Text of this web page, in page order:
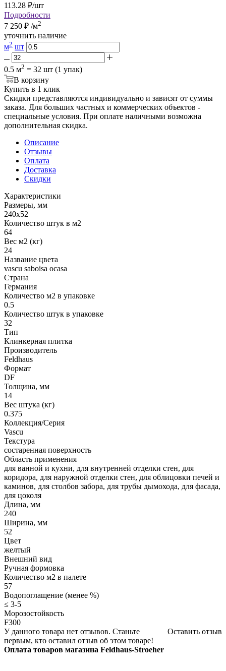
113.28 ₽/шт
Подробности
7 250 ₽ /м2
уточнить наличие
м2 шт
0.5 м2 = 32 шт (1 упак)
В корзину
Купить в 1 клик
Скидки представляются индивидуально и зависят от суммы
заказа. Для больших частных и коммерческих объектов -
специальные условия. При оплате наличными возможна
дополнительная скидка.
Описание
Отзывы
Оплата
Доставка
Скидки
Характеристики
Размеры, мм
240x52
Количество штук в м2
64
Вес м2 (кг)
24
Название цвета
vascu saboisa ocasa
Страна
Германия
Количество м2 в упаковке
0.5
Количество штук в упаковке
32
Тип
Клинкерная плитка
Производитель
Feldhaus
Формат
DF
Толщина, мм
14
Вес штука (кг)
0.375
Коллекция/Серия
Vascu
Текстура
состаренная поверхность
Область применения
для ванной и кухни, для внутренней отделки стен, для
коридора, для наружной отделки стен, для облицовки печей и
каминов, для столбов забора, для трубы дымохода, для фасада,
для цоколя
Длина, мм
240
Ширина, мм
52
Цвет
желтый
Внешний вид
Ручная формовка
Количество м2 в палете
57
Водопоглащение (менее %)
≤ 3-5
Морозостойкость
F300
Оставить отзыв
У данного товара нет отзывов. Станьте
первым, кто оставил отзыв об этом товаре!
Оплата товаров магазина Feldhaus-Stroeher